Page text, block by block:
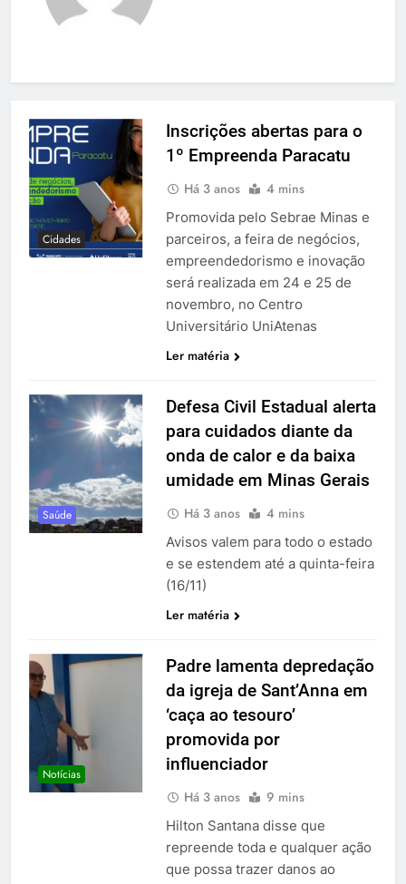
Cidades
Inscrições abertas para o
1º Empreenda Paracatu
Há 3 anos 4 mins
Promovida pelo Sebrae Minas e
parceiros, a feira de negócios,
empreendedorismo e inovação
será realizada em 24 e 25 de
novembro, no Centro
Universitário UniAtenas
Ler matéria
Saúde
Defesa Civil Estadual alerta
para cuidados diante da
onda de calor e da baixa
umidade em Minas Gerais
Há 3 anos 4 mins
Avisos valem para todo o estado
e se estendem até a quinta-feira
(16/11)
Ler matéria
Notícias
Padre lamenta depredação
da igreja de Sant’Anna em
‘caça ao tesouro’
promovida por
influenciador
Há 3 anos 9 mins
Hilton Santana disse que
repreende toda e qualquer ação
que possa trazer danos ao